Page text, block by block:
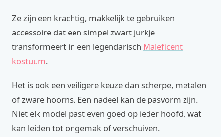
Ze zijn een krachtig, makkelijk te gebruiken
accessoire dat een simpel zwart jurkje
transformeert in een legendarisch Maleficent
kostuum.
Het is ook een veiligere keuze dan scherpe, metalen
of zware hoorns. Een nadeel kan de pasvorm zijn.
Niet elk model past even goed op ieder hoofd, wat
kan leiden tot ongemak of verschuiven.